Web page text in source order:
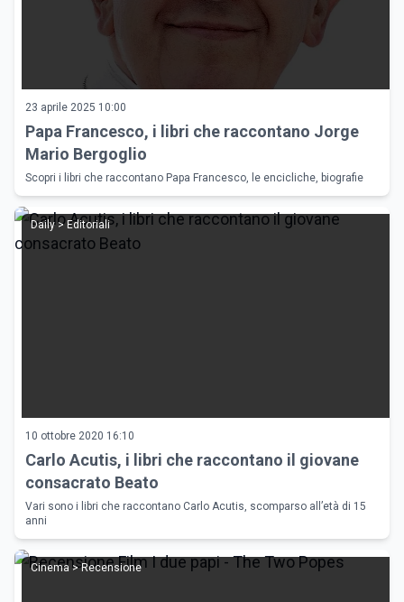
23 aprile 2025 10:00
Papa Francesco, i libri che raccontano Jorge
Mario Bergoglio
Scopri i libri che raccontano Papa Francesco, le encicliche, biografie
Daily > Editoriali
10 ottobre 2020 16:10
Carlo Acutis, i libri che raccontano il giovane
consacrato Beato
Vari sono i libri che raccontano Carlo Acutis, scomparso all’età di 15
anni
Cinema > Recensione